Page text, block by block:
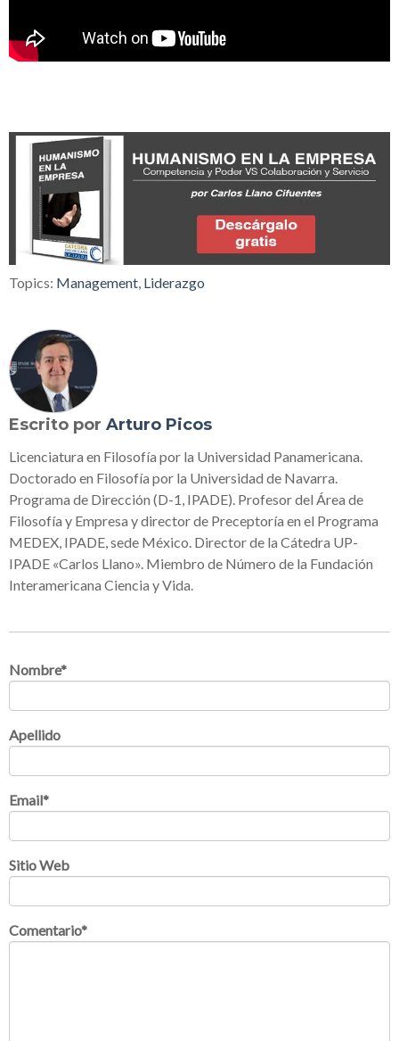
Topics: Management, Liderazgo
Escrito por Arturo Picos
Licenciatura en Filosofía por la Universidad Panamericana.
Doctorado en Filosofía por la Universidad de Navarra.
Programa de Dirección (D-1, IPADE). Profesor del Área de
Filosofía y Empresa y director de Preceptoría en el Programa
MEDEX, IPADE, sede México. Director de la Cátedra UP-
IPADE «Carlos Llano». Miembro de Número de la Fundación
Interamericana Ciencia y Vida.
Nombre*
Apellido
Email*
Sitio Web
Comentario*